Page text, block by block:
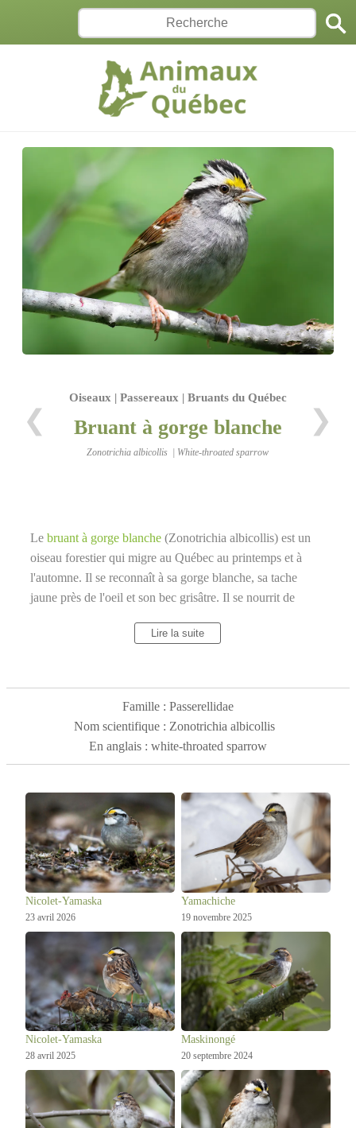
❮
Oiseaux | Passereaux | Bruants du Québec
Bruant à gorge blanche
Zonotrichia albicollis | White-throated sparrow
❯
Le bruant à gorge blanche (Zonotrichia albicollis) est un
oiseau forestier qui migre au Québec au printemps et à
l'automne. Il se reconnaît à sa gorge blanche, sa tache
jaune près de l'oeil et son bec grisâtre. Il se nourrit de
mixtes ou décidues du sud du Canada et du nord des États-
Lire la suite
Famille : Passerellidae
Nom scientifique : Zonotrichia albicollis
En anglais : white-throated sparrow
Nicolet-Yamaska
23 avril 2026
Yamachiche
19 novembre 2025
Nicolet-Yamaska
28 avril 2025
Maskinongé
20 septembre 2024